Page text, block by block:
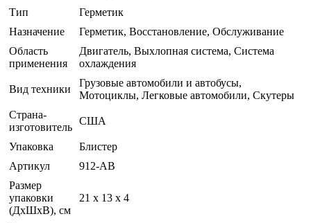
Тип
Герметик
Назначение
Герметик, Восстановление, Обслуживание
Область
применения
Двигатель, Выхлопная система, Система
охлаждения
Вид техники
Грузовые автомобили и автобусы,
Мотоциклы, Легковые автомобили, Скутеры
Страна-
изготовитель
США
Упаковка
Блистер
Артикул
912-AB
Размер
упаковки
(ДхШхВ), см
21 x 13 x 4